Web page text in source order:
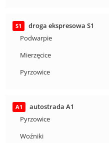
S1
droga ekspresowa S1
Podwarpie
Mierzęcice
Pyrzowice
A1
autostrada A1
Pyrzowice
Woźniki